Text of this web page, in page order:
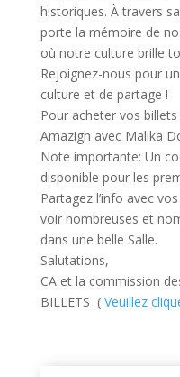
historiques. À travers
porte la mémoire de
où notre culture brille
Rejoignez-nous pour
culture et de partage !
Pour acheter vos
Amazigh avec Malika
Note importante: Un
disponible pour les
Partagez l’info avec
voir nombreuses et
dans une belle Salle.
Salutations,
CA et la commission
BILLETS ( Veuillez